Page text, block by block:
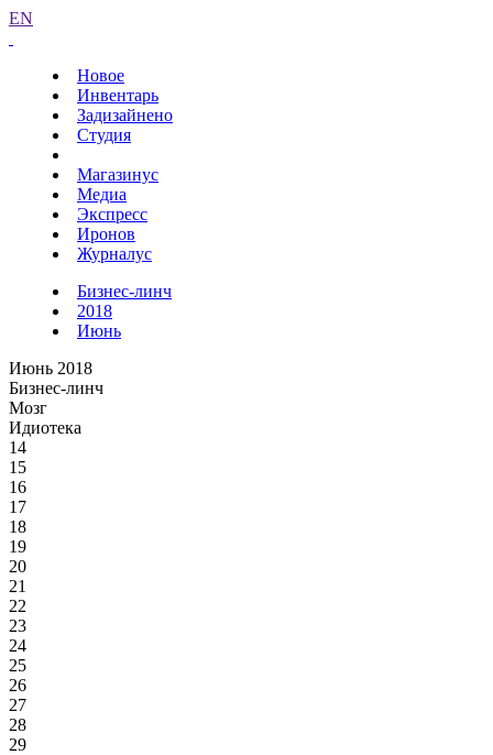
EN
Новое
Инвентарь
Задизайнено
Студия
Магазинус
Медиа
Экспресс
Иронов
Журналус
Бизнес-линч
2018
Июнь
Июнь 2018
Бизнес-линч
Мозг
Идиотека
14
15
16
17
18
19
20
21
22
23
24
25
26
27
28
29